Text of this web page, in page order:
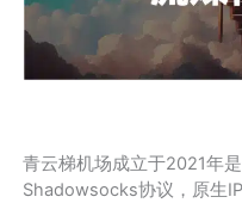
青云梯机场成立于2021年
Shadowsocks协议，原生